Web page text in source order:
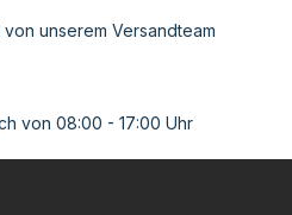
unserem Versandteam
von 08:00 - 17:00 Uhr